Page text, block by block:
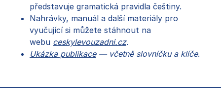
představuje gramatická pravidla češtiny.
Nahrávky, manuál a další materiály pro
vyučující si můžete stáhnout na
webu ceskylevouzadni.cz.
Ukázka publikace— včetně slovníčku a klíče.